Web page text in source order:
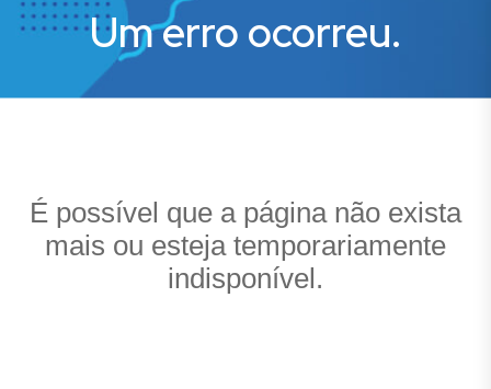
Um erro ocorreu.
É possível que a página não exista
mais ou esteja temporariamente
indisponível.